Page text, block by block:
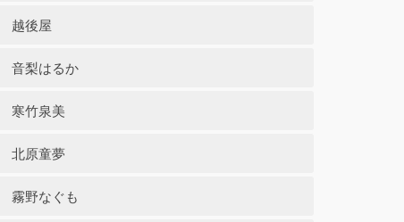
越後屋
音梨はるか
寒竹泉美
北原童夢
霧野なぐも